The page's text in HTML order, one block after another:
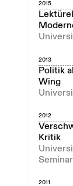
2015
2013
Politik
Wing
2012
Kritik
Seminar
2011